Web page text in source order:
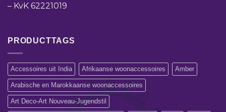
– KvK 62221019
PRODUCTTAGS
Accessoires uit India Afrikaanse woonaccessoires Amber
Arabische en Marokkaanse woonaccessoires
Art Deco-Art Nouveau-Jugendstil